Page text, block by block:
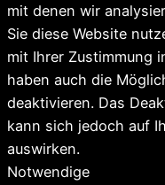
mit denen wir
Sie diese Website
mit Ihrer Zustimmung
haben auch die
deaktivieren. Das
kann sich jedoch auf
auswirken.
Notwendige